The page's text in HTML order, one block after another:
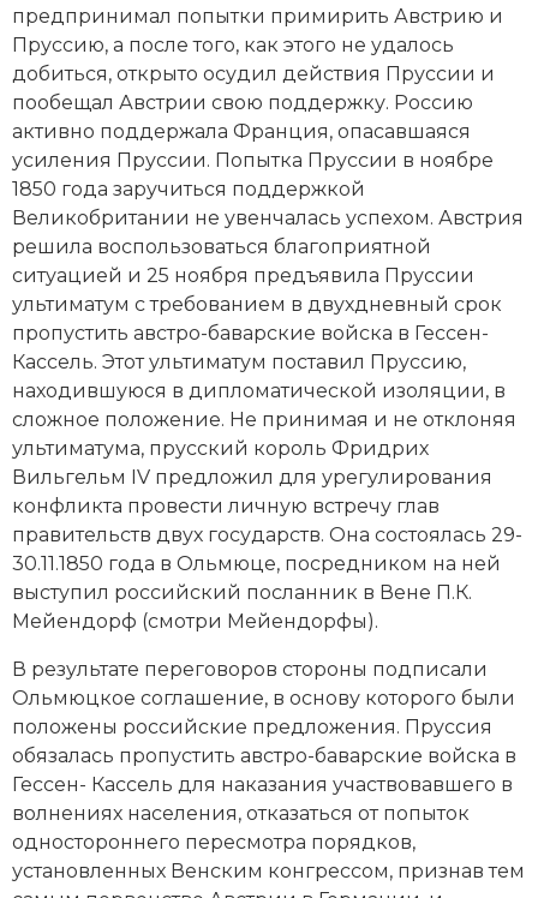
Южная Америка
предпринимал попытки примирить Австрию и
Пруссию, а после того, как этого не удалось
добиться, открыто осудил действия Пруссии и
пообещал Австрии свою поддержку. Россию
активно поддержала Франция, опасавшаяся
усиления Пруссии. Попытка Пруссии в ноябре
1850 года заручиться поддержкой
Великобритании не увенчалась успехом. Австрия
решила воспользоваться благоприятной
ситуацией и 25 ноября предъявила Пруссии
ультиматум с требованием в двухдневный срок
пропустить австро-баварские войска в Гессен-
Кассель. Этот ультиматум поставил Пруссию,
находившуюся в дипломатической изоляции, в
сложное положение. Не принимая и не отклоняя
ультиматума, прусский король Фридрих
Вильгельм IV предложил для урегулирования
конфликта провести личную встречу глав
правительств двух государств. Она состоялась 29-
30.11.1850 года в Ольмюце, посредником на ней
выступил российский посланник в Вене П.К.
Мейендорф (смотри Мейендорфы).
В результате переговоров стороны подписали
Ольмюцкое соглашение, в основу которого были
положены российские предложения. Пруссия
обязалась пропустить австро-баварские войска в
Гессен- Кассель для наказания участвовавшего в
волнениях населения, отказаться от попыток
одностороннего пересмотра порядков,
установленных Венским конгрессом, признав тем